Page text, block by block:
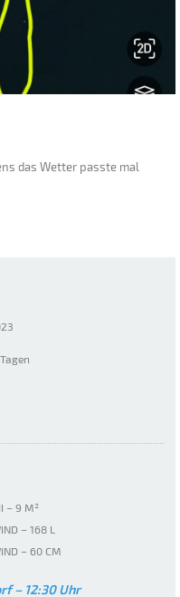
das Wetter passte mal
– 9 M²
– 168 L
– 60 CM
– 12:30 Uhr